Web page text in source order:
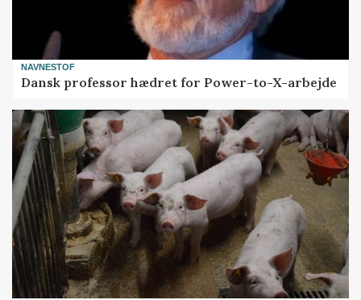
NAVNESTOF
Dansk professor hædret for Power-to-X-arbejde